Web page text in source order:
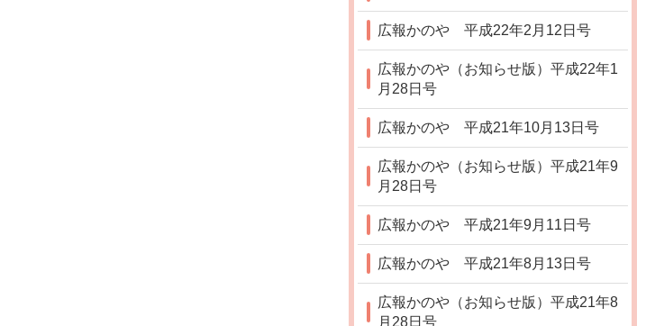
広報かのや 平成22年2月12日号
広報かのや（お知らせ版）平成22年1
月28日号
広報かのや 平成21年10月13日号
広報かのや（お知らせ版）平成21年9
月28日号
広報かのや 平成21年9月11日号
広報かのや 平成21年8月13日号
広報かのや（お知らせ版）平成21年8
月28日号